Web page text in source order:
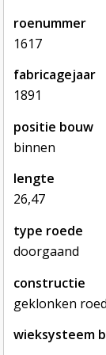
roenummer
1617
fabricagejaar
1891
positie bouw
binnen
lengte
26,47
type roede
doorgaand
constructie
geklonken
wieksysteem